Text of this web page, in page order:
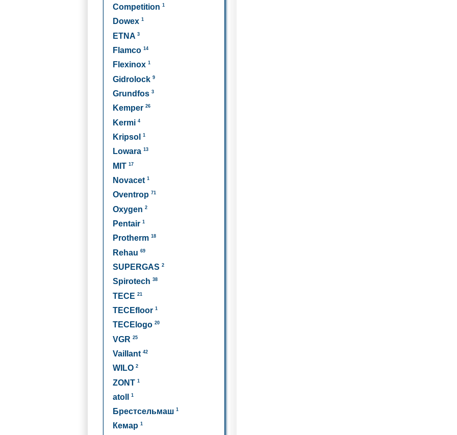
Competition 1
Dowex 1
ETNA 3
Flamco 14
Flexinox 1
Gidrolock 9
Grundfos 3
Kemper 26
Kermi 4
Kripsol 1
Lowara 13
MIT 17
Novacet 1
Oventrop 71
Oxygen 2
Pentair 1
Protherm 18
Rehau 69
SUPERGAS 2
Spirotech 38
TECE 21
TECEfloor 1
TECElogo 20
VGR 25
Vaillant 42
WILO 2
ZONT 1
atoll 1
Брестсельмаш 1
Кемар 1